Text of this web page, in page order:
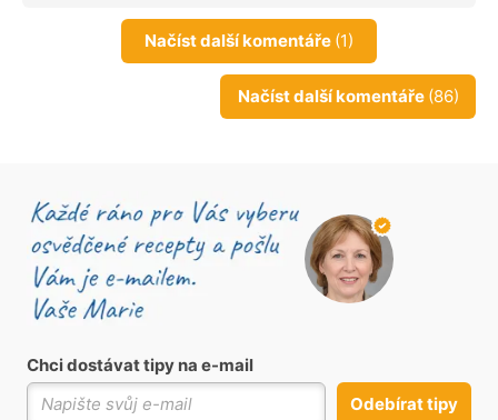
Načíst další komentáře (1)
Načíst další komentáře (86)
Chci dostávat tipy na e-mail
Odebírat tipy